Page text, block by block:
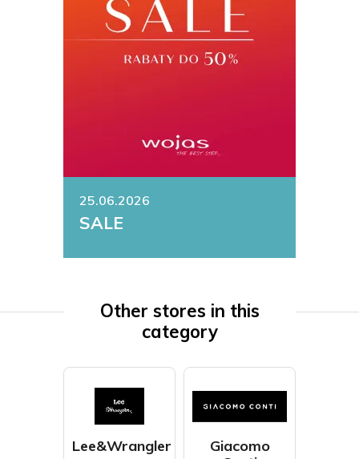
25.06.2026
SALE
Other stores in this
category
Lee&Wrangler
Giacomo